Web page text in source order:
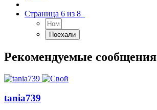
Страница 6 из 8
Рекомендуемые сообщения
tania739